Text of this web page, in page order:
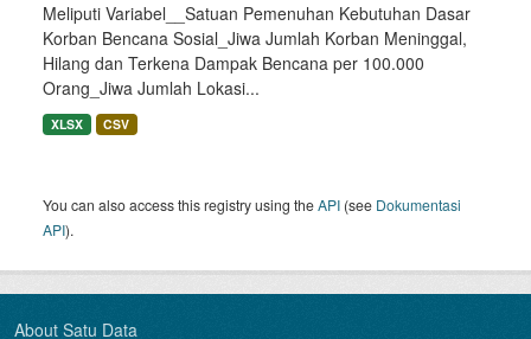
Meliputi Variabel__Satuan Pemenuhan Kebutuhan Dasar
Korban Bencana Sosial_Jiwa Jumlah Korban Meninggal,
Hilang dan Terkena Dampak Bencana per 100.000
Orang_Jiwa Jumlah Lokasi...
XLSX CSV
You can also access this registry using theAPI (see Dokumentasi
API).
About Satu Data